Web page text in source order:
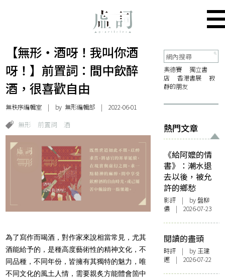
【無形・酒呀！我叫你酒
呀！】前置詞：間中飲醉
酒，很喜歡自由
無秩序編輯室 | by 無形編輯部 | 2022-06-01
無形 前置詞 酒
為了寫作而喝酒，對作家來說相當常見，尤其
酒能給予的，是種高度藝術性的精神文化，不
同品種，不同年份，皆擁有其獨特的魅力，唯
不同文化的風土人情，需要親炙方能體會箇中
奧德賽
獨立書
店
香港書展
寂
靜的朋友
熱門文章
《給阿嬤的情
書》：潮水退
去以後，被允
許的鄉愁
影評 | by 盤柳
儂 | 2026-07-23
閱讀的盡頭
時評 | by 王建
鏗 | 2026-07-22